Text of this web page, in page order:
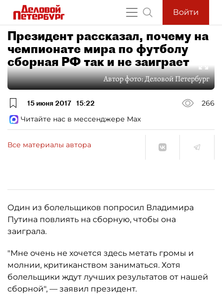
Войти
Президент рассказал, почему на
чемпионате мира по футболу
сборная РФ так и не заиграет
Автор фото:Деловой Петербург
15 июня 2017 15:22
266
Читайте нас в мессенджере Max
Все материалы автора
Один из болельщиков попросил Владимира
Путина повлиять на сборную, чтобы она
заиграла.
"Мне очень не хочется здесь метать громы и
молнии, критиканством заниматься. Хотя
болельщики ждут лучших результатов от нашей
сборной", — заявил президент.